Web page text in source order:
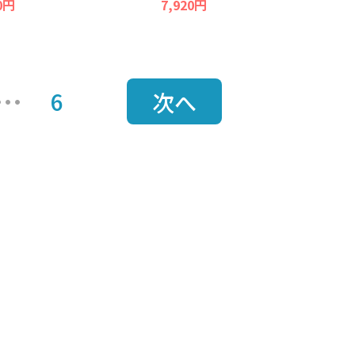
7,920円
6 次へ